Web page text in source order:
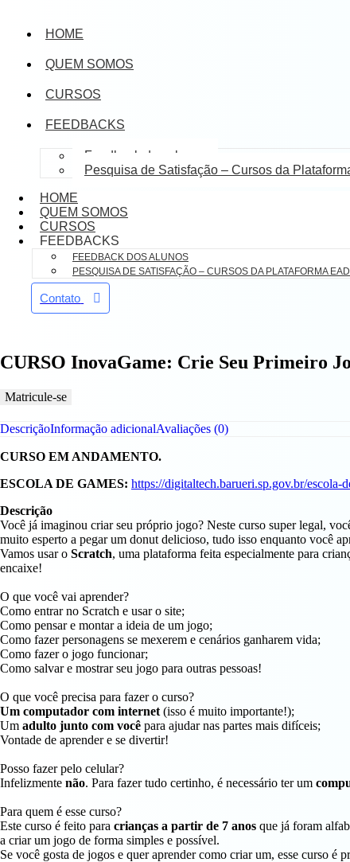
HOME
QUEM SOMOS
CURSOS
FEEDBACKS
Feedback dos alunos
Pesquisa de Satisfação – Cursos da
HOME
QUEM SOMOS
CURSOS
FEEDBACKS
FEEDBACK DOS ALUNOS
PESQUISA DE SATISFAÇÃO – CURSOS DA PLATAFORMA EAD
Contato
CURSO InovaGame: Crie Seu Primeiro
Matricule-se
DescriçãoInformação adicionalAvaliações (0)
CURSO EM ANDAMENTO.
ESCOLA DE GAMES: https://digitaltech.barueri.sp.gov.br/escola-
Descrição
Você já imaginou criar seu próprio jogo? Neste curso super legal,
muito esperto a pegar um donut delicioso, tudo isso enquanto você
Vamos usar o Scratch, uma plataforma feita especialmente para
encaixe!
O que você vai aprender?
Como entrar no Scratch e usar o site;
Como pensar e montar a ideia de um jogo;
Como fazer personagens se mexerem e cenários ganharem vida;
Como fazer o jogo funcionar;
Como salvar e mostrar seu jogo para outras pessoas!
O que você precisa para fazer o curso?
Um computador com internet (isso é muito importante!);
Um adulto junto com você para ajudar nas partes mais difíceis;
Vontade de aprender e se divertir!
Posso fazer pelo celular?
Infelizmente não. Para fazer tudo certinho, é necessário ter um
Para quem é esse curso?
Este curso é feito para crianças a partir de 7 anos que já foram
a criar um jogo de forma simples e possível.
Se você gosta de jogos e quer aprender como criar um, esse curso é